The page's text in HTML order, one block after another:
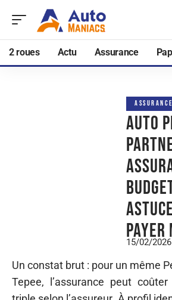
2 roues Actu Assurance
ASSURANCE
Auto
payer
15/02/2026
Un constat brut : pour un même
Tepee, l’assurance peut